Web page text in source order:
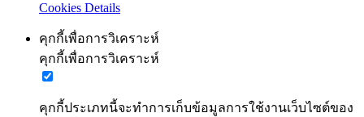
Cookies Details
คุกกี้เพื่อการวิเคราะห์
คุกกี้เพื่อการวิเคราะห์
คุกกี้ประเภทนี้จะทำการเก็บข้อมูลการใช้งานเว็บไซต์ของ